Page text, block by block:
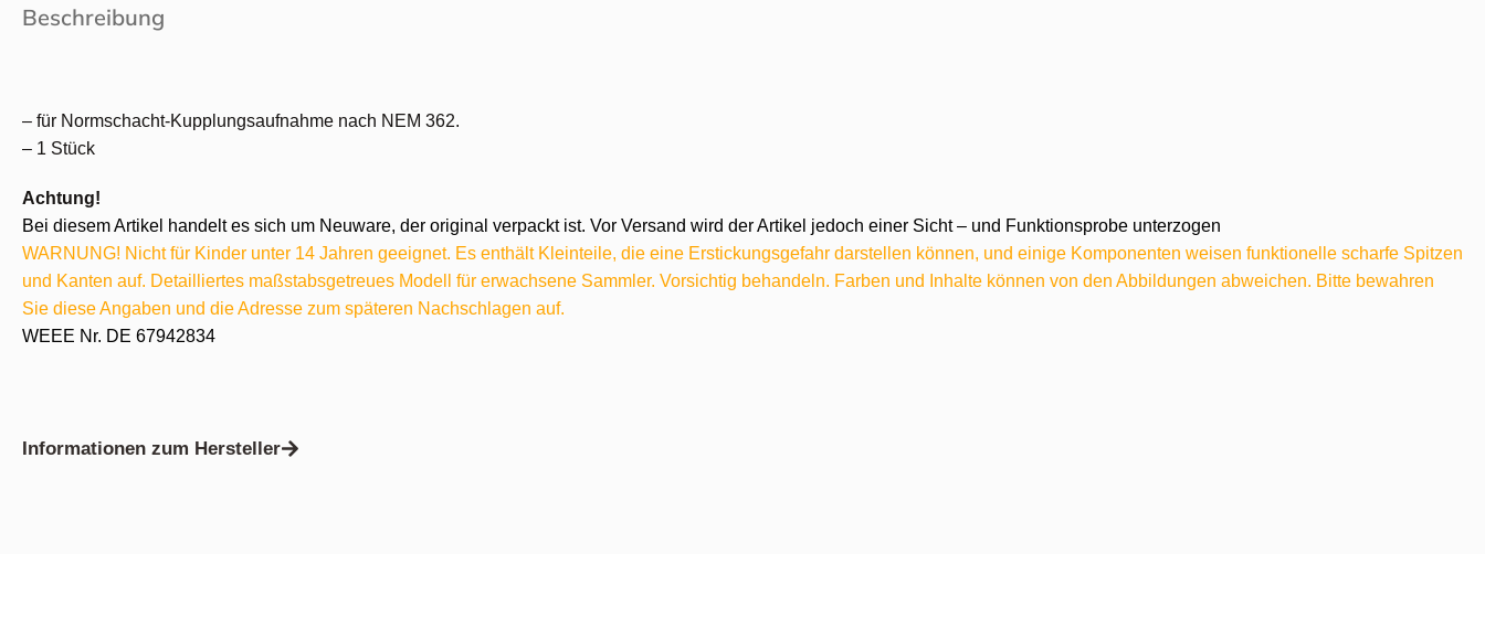
Beschreibung
– für Normschacht-Kupplungsaufnahme nach NEM 362.
– 1 Stück
Achtung!
Bei diesem Artikel handelt es sich um Neuware, der original verpackt ist. Vor Versand wird der Artikel jedoch einer Sicht – und Funktionsprobe unterzogen
WARNUNG! Nicht für Kinder unter 14 Jahren geeignet. Es enthält Kleinteile, die eine Erstickungsgefahr darstellen können, und einige Komponenten weisen funktionelle scharfe Spitzen
und Kanten auf. Detailliertes maßstabsgetreues Modell für erwachsene Sammler. Vorsichtig behandeln. Farben und Inhalte können von den Abbildungen abweichen. Bitte bewahren
Sie diese Angaben und die Adresse zum späteren Nachschlagen auf.
WEEE Nr. DE 67942834
Informationen zum Hersteller